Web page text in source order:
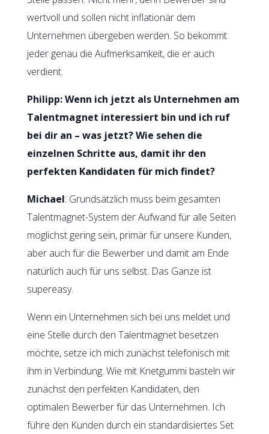
wertvoll und sollen nicht inflationär dem
Unternehmen übergeben werden. So bekommt
jeder genau die Aufmerksamkeit, die er auch
verdient.
Philipp: Wenn ich jetzt als Unternehmen am
Talentmagnet interessiert bin und ich ruf
bei dir an – was jetzt? Wie sehen die
einzelnen Schritte aus, damit ihr den
perfekten Kandidaten für mich findet?
Michael: Grundsätzlich muss beim gesamten
Talentmagnet-System der Aufwand für alle Seiten
möglichst gering sein, primär für unsere Kunden,
aber auch für die Bewerber und damit am Ende
natürlich auch für uns selbst. Das Ganze ist
supereasy.
Wenn ein Unternehmen sich bei uns meldet und
eine Stelle durch den Talentmagnet besetzen
möchte, setze ich mich zunächst telefonisch mit
ihm in Verbindung. Wie mit Knetgummi basteln wir
zunächst den perfekten Kandidaten, den
optimalen Bewerber für das Unternehmen. Ich
führe den Kunden durch ein standardisiertes Set